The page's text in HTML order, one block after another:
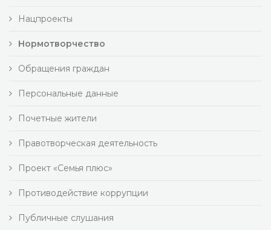
Нацпроекты
Нормотворчество
Обращения граждан
Персональные данные
Почетные жители
Правотворческая деятельность
Проект «Семья плюс»
Противодействие коррупции
Публичные слушания